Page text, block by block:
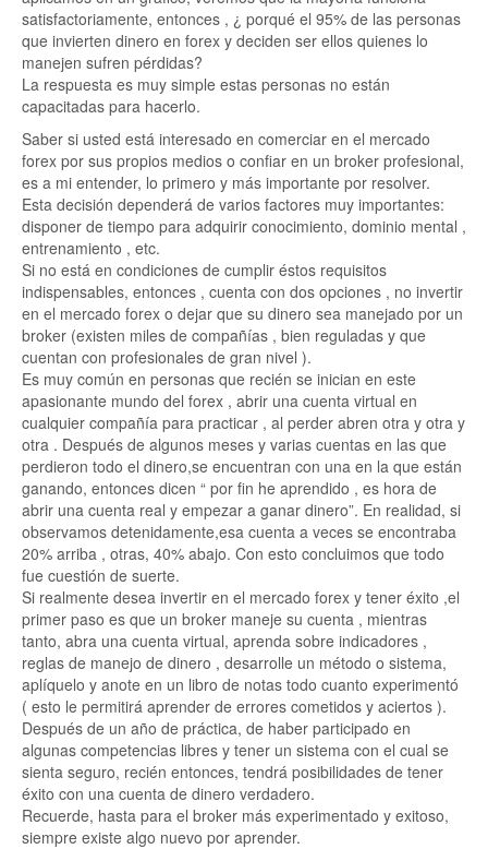
satisfactoriamente, entonces , ¿ porqué el 95% de las personas
que invierten dinero en forex y deciden ser ellos quienes lo
manejen sufren pérdidas?
La respuesta es muy simple estas personas no están
capacitadas para hacerlo.
Saber si usted está interesado en comerciar en el mercado
forex por sus propios medios o confiar en un broker profesional,
es a mi entender, lo primero y más importante por resolver.
Esta decisión dependerá de varios factores muy importantes:
disponer de tiempo para adquirir conocimiento, dominio mental ,
entrenamiento , etc.
Si no está en condiciones de cumplir éstos requisitos
indispensables, entonces , cuenta con dos opciones , no invertir
en el mercado forex o dejar que su dinero sea manejado por un
broker (existen miles de compañías , bien reguladas y que
cuentan con profesionales de gran nivel ).
Es muy común en personas que recién se inician en este
apasionante mundo del forex , abrir una cuenta virtual en
cualquier compañía para practicar , al perder abren otra y otra y
otra . Después de algunos meses y varias cuentas en las que
perdieron todo el dinero,se encuentran con una en la que están
ganando, entonces dicen “ por fin he aprendido , es hora de
abrir una cuenta real y empezar a ganar dinero”. En realidad, si
observamos detenidamente,esa cuenta a veces se encontraba
20% arriba , otras, 40% abajo. Con esto concluimos que todo
fue cuestión de suerte.
Si realmente desea invertir en el mercado forex y tener éxito ,el
primer paso es que un broker maneje su cuenta , mientras
tanto, abra una cuenta virtual, aprenda sobre indicadores ,
reglas de manejo de dinero , desarrolle un método o sistema,
aplíquelo y anote en un libro de notas todo cuanto experimentó
( esto le permitirá aprender de errores cometidos y aciertos ).
Después de un año de práctica, de haber participado en
algunas competencias libres y tener un sistema con el cual se
sienta seguro, recién entonces, tendrá posibilidades de tener
éxito con una cuenta de dinero verdadero.
Recuerde, hasta para el broker más experimentado y exitoso,
siempre existe algo nuevo por aprender.